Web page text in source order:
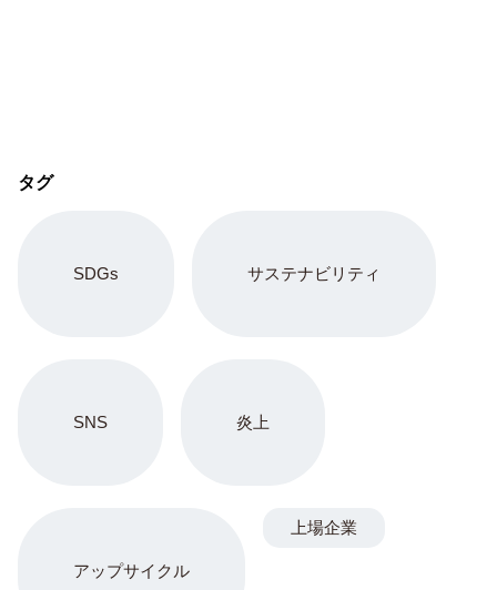
タグ
SDGs サステナビリティ
SNS 炎上
アップサイクル
上場企業